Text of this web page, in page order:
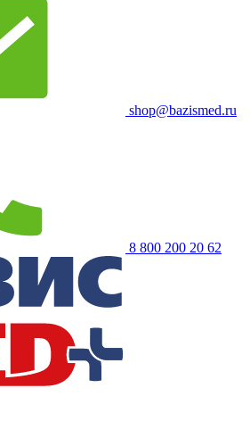
shop@bazismed.ru
8 800 200 20 62